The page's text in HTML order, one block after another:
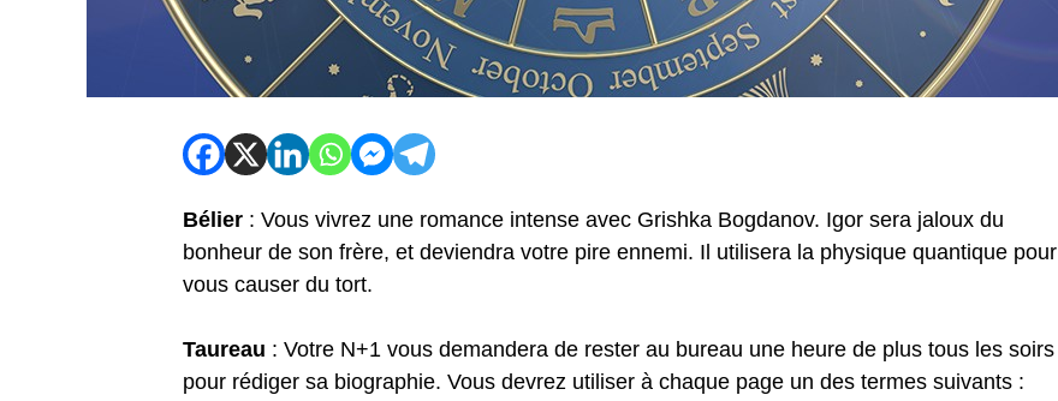
Bélier : Vous vivrez une romance intense avec Grishka Bogdanov. Igor sera jaloux du
bonheur de son frère, et deviendra votre pire ennemi. Il utilisera la physique quantique pour
vous causer du tort.
Taureau : Votre N+1 vous demandera de rester au bureau une heure de plus tous les soirs
pour rédiger sa biographie. Vous devrez utiliser à chaque page un des termes suivants :